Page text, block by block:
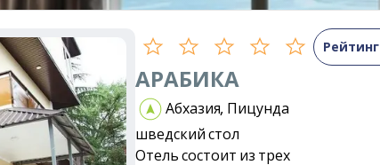
Рейтинг
АРАБИКА
Абхазия, Пицунда
шведский стол
Отель состоит из трех